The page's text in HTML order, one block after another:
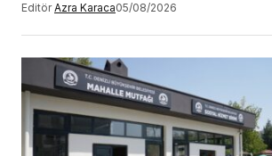
Editör Azra Karaca05/08/2026